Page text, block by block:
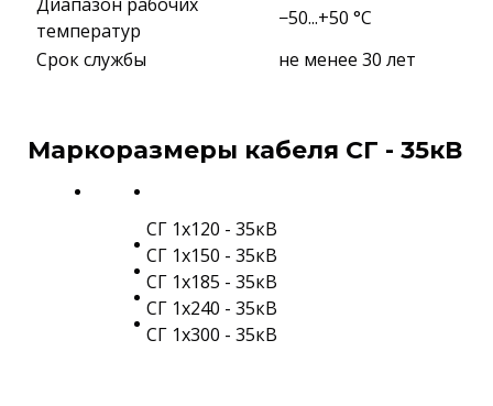
температур
−50...+50 °C
Срок службы
не менее 30 лет
Маркоразмеры кабеля СГ - 35кВ
СГ 1х120 - 35кВ
СГ 1х150 - 35кВ
СГ 1х185 - 35кВ
СГ 1х240 - 35кВ
СГ 1х300 - 35кВ